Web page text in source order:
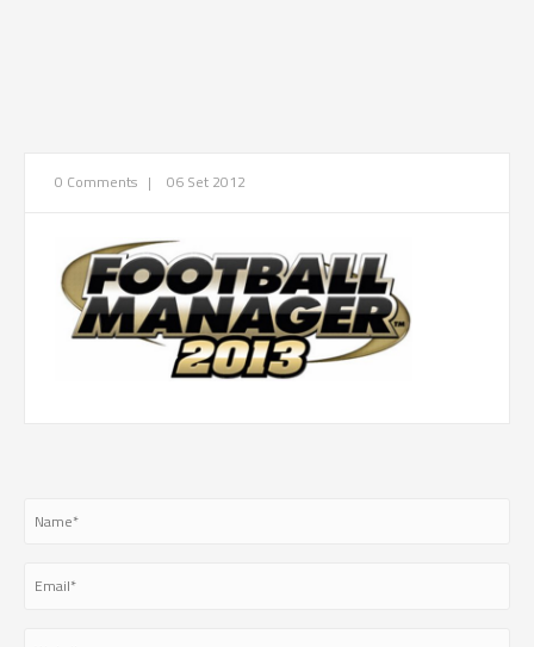
0 Comments | 06 Set 2012